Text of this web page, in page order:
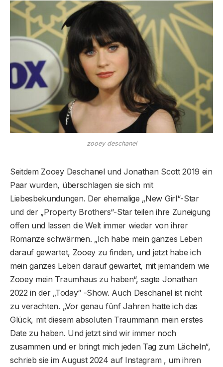
zooey deschanel
Seitdem Zooey Deschanel und Jonathan Scott 2019 ein
Paar wurden, überschlagen sie sich mit
Liebesbekundungen. Der ehemalige „New Girl“-Star
und der „Property Brothers“-Star teilen ihre Zuneigung
offen und lassen die Welt immer wieder von ihrer
Romanze schwärmen. „Ich habe mein ganzes Leben
darauf gewartet, Zooey zu finden, und jetzt habe ich
mein ganzes Leben darauf gewartet, mit jemandem wie
Zooey mein Traumhaus zu haben“, sagte Jonathan
2022 in der „Today“ -Show. Auch Deschanel ist nicht
zu verachten. „Vor genau fünf Jahren hatte ich das
Glück, mit diesem absoluten Traummann mein erstes
Date zu haben. Und jetzt sind wir immer noch
zusammen und er bringt mich jeden Tag zum Lächeln“,
schrieb sie im August 2024 auf Instagram , um ihren